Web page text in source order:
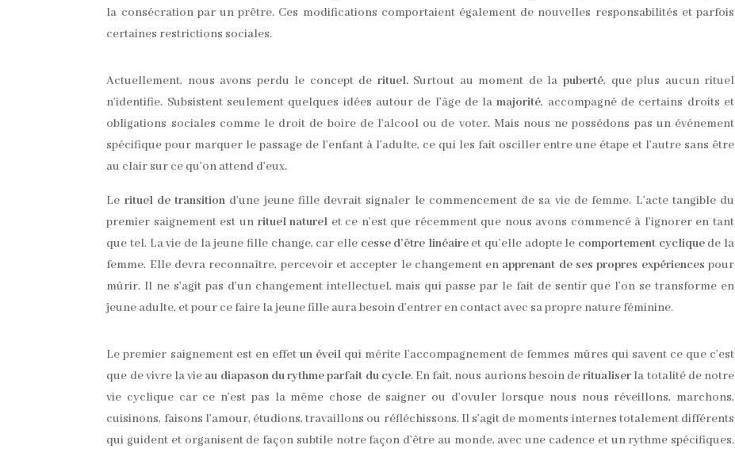
la consécration par un prêtre. Ces modifications comportaient également de nouvelles responsabilités et parfois
certaines restrictions sociales.
Actuellement, nous avons perdu le concept de rituel. Surtout au moment de lapuberté, que plus aucun rituel
n’identifie. Subsistent seulement quelques idées autour de l’âge de lamajorité, accompagné de certains droits et
obligations sociales comme le droit de boire de l’alcool ou de voter. Mais nous ne possédons pas un événement
spécifique pour marquer le passage de l’enfant à l’adulte, ce qui les fait osciller entre une étape et l’autre sans être
au clair sur ce qu’on attend d’eux.
Le rituel de transition d’une jeune fille devrait signaler le commencement de sa vie de femme. L’acte tangible du
premier saignement est un rituel naturel et ce n’est que récemment que nous avons commencé à l’ignorer en tant
que tel. La vie de la jeune fille change, car elle cesse d’être linéaireet qu’elle adopte le comportement cycliquede la
femme. Elle devra reconnaître, percevoir et accepter le changement en apprenant de ses propres expériences pour
mûrir. Il ne s’agit pas d’un changement intellectuel, mais qui passe par le fait de sentir que l’on se transforme en
jeune adulte, et pour ce faire la jeune fille aura besoin d’entrer en contact avec sa propre nature féminine.
Le premier saignement est en effet un éveil qui mérite l’accompagnement de femmes mûres qui savent ce que c’est
que de vivre la vie au diapason du rythme parfait du cycle. En fait, nous aurions besoin deritualiser la totalité de notre
vie cyclique car ce n’est pas la même chose de saigner ou d’ovuler lorsque nous nous réveillons, marchons,
cuisinons, faisons l’amour, étudions, travaillons ou réfléchissons. Il s’agit de moments internes totalement différents
qui guident et organisent de façon subtile notre façon d’être au monde, avec une cadence et un rythme spécifiques.